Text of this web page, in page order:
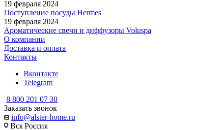
19 февраля 2024
Поступление посуды Hermes
19 февраля 2024
Ароматические свечи и диффузоры Voluspa
О компании
Доставка и оплата
Контакты
Вконтакте
Telegram
8 800 201 07 30
Заказать звонок
info@alster-home.ru
Вся Россия